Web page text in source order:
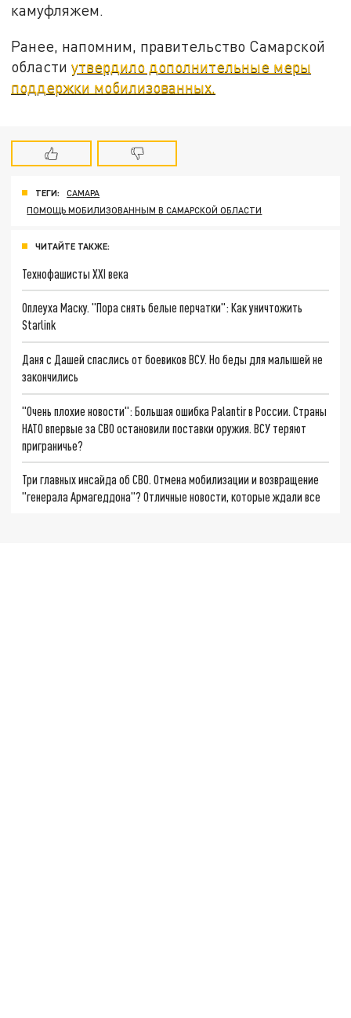
камуфляжем.
Ранее, напомним, правительство Самарской
областиутвердило дополнительные меры
поддержки мобилизованных.
ТЕГИ:
САМАРА
ПОМОЩЬ МОБИЛИЗОВАННЫМ В САМАРСКОЙ ОБЛАСТИ
ЧИТАЙТЕ ТАКЖЕ:
Технофашисты XXI века
Оплеуха Маску. "Пора снять белые перчатки": Как уничтожить
Starlink
Даня с Дашей спаслись от боевиков ВСУ. Но беды для малышей не
закончились
"Очень плохие новости": Большая ошибка Palantir в России. Страны
НАТО впервые за СВО остановили поставки оружия. ВСУ теряют
приграничье?
Три главных инсайда об СВО. Отмена мобилизации и возвращение
"генерала Армагеддона"? Отличные новости, которые ждали все